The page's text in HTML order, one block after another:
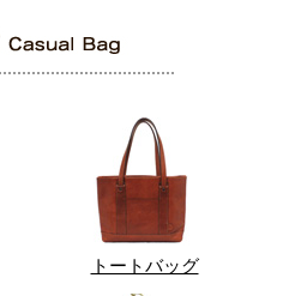
トートバッグ